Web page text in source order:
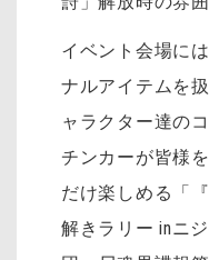
イベント会場に
ナルアイテムを
ャラクター達の
チンカーが皆様
だけ楽しめる「
解きラリー inニ